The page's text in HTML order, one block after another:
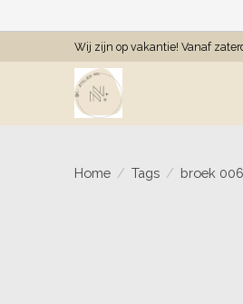
Wij zijn op vakantie! Vanaf
Home / Tags / broek 006